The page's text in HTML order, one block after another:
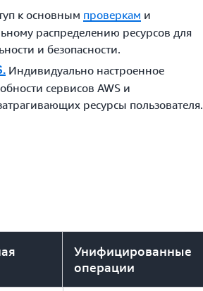
к основным проверкам и
распределению ресурсов для
и безопасности.
Индивидуально настроенное
сервисов AWS и
ресурсы пользователя.
Унифицированные
операции